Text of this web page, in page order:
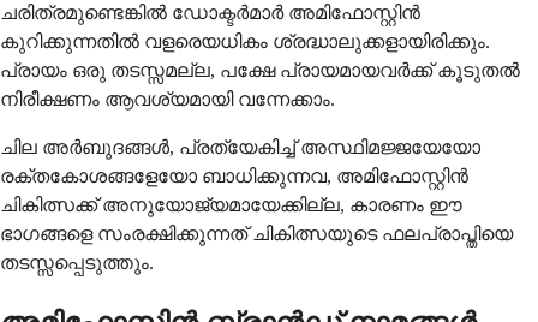
ചരിത്രമുണ്ടെങ്കിൽ ഡോക്ടർമാർ അമിഫോസ്റ്റിൻ
കുറിക്കുന്നതിൽ വളരെയധികം ശ്രദ്ധാലുക്കളായിരിക്കും.
പ്രായം ഒരു തടസ്സമല്ല, പക്ഷേ പ്രായമായവർക്ക് കൂടുതൽ
നിരീക്ഷണം ആവശ്യമായി വന്നേക്കാം.
ചില അർബുദങ്ങൾ, പ്രത്യേകിച്ച് അസ്ഥിമജ്ജയേയോ
രക്തകോശങ്ങളേയോ ബാധിക്കുന്നവ, അമിഫോസ്റ്റിൻ
ചികിത്സക്ക് അനുയോജ്യമായേക്കില്ല, കാരണം ഈ
ഭാഗങ്ങളെ സംരക്ഷിക്കുന്നത് ചികിത്സയുടെ ഫലപ്രാപ്തിയെ
തടസ്സപ്പെടുത്തും.